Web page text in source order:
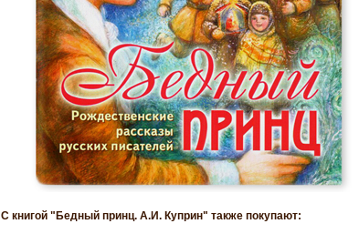
С книгой "Бедный принц. А.И. Куприн" также покупают: